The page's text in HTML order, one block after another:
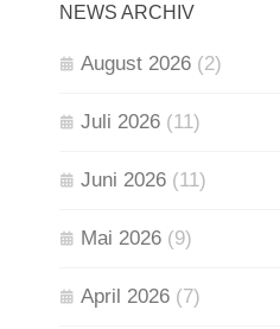
NEWS ARCHIV
August 2026 (2)
Juli 2026 (11)
Juni 2026 (11)
Mai 2026 (9)
April 2026 (7)